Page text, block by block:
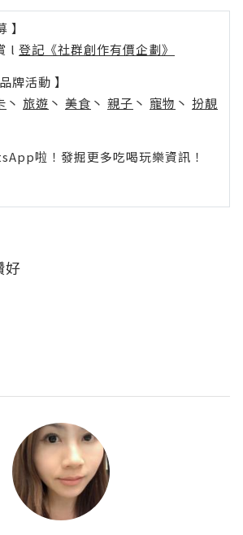
】
l 登記《社群創作有價企劃》
牌活動 】
丶 旅遊 丶 美食 丶 親子 丶 寵物 丶 扮靚
啦！發掘更多吃喝玩樂資訊！
好